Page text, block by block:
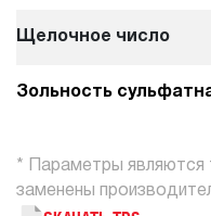
Щелочное число
Зольность
* Параметры являются
заменены